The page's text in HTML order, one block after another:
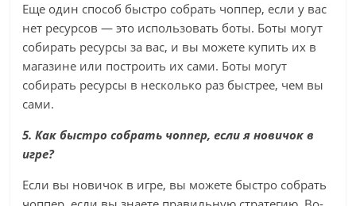
Еще один способ быстро собрать чоппер, если у вас
нет ресурсов — это использовать боты. Боты могут
собирать ресурсы за вас, и вы можете купить их в
магазине или построить их сами. Боты могут
собирать ресурсы в несколько раз быстрее, чем вы
сами.
5. Как быстро собрать чоппер, если я новичок в
игре?
Если вы новичок в игре, вы можете быстро собрать